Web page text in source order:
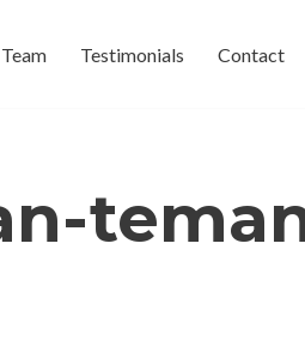
Team Testimonials Contact